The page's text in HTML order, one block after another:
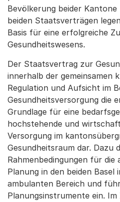
Bevölkerung beider
beiden Staatsverträgen
Basis für eine erfolgreiche
Gesundheitswesens.
Der Staatsvertrag zur
innerhalb der gemeinsamen
Regulation und Aufsicht im
Gesundheitsversorgung die
Grundlage für eine
hochstehende und
Versorgung im
Gesundheitsraum dar. Dazu
Rahmenbedingungen für die
Planung in den beiden Basel
ambulanten Bereich und
Planungsinstrumente ein.